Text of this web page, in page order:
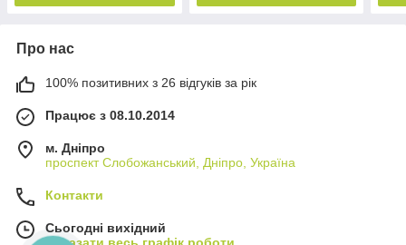
Про нас
100% позитивних з 26 відгуків за рік
Працює з 08.10.2014
м. Дніпро
проспект Слобожанський, Дніпро, Україна
Контакти
Сьогодні вихідний